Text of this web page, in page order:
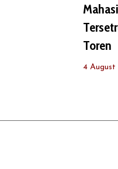
Toren
4 August